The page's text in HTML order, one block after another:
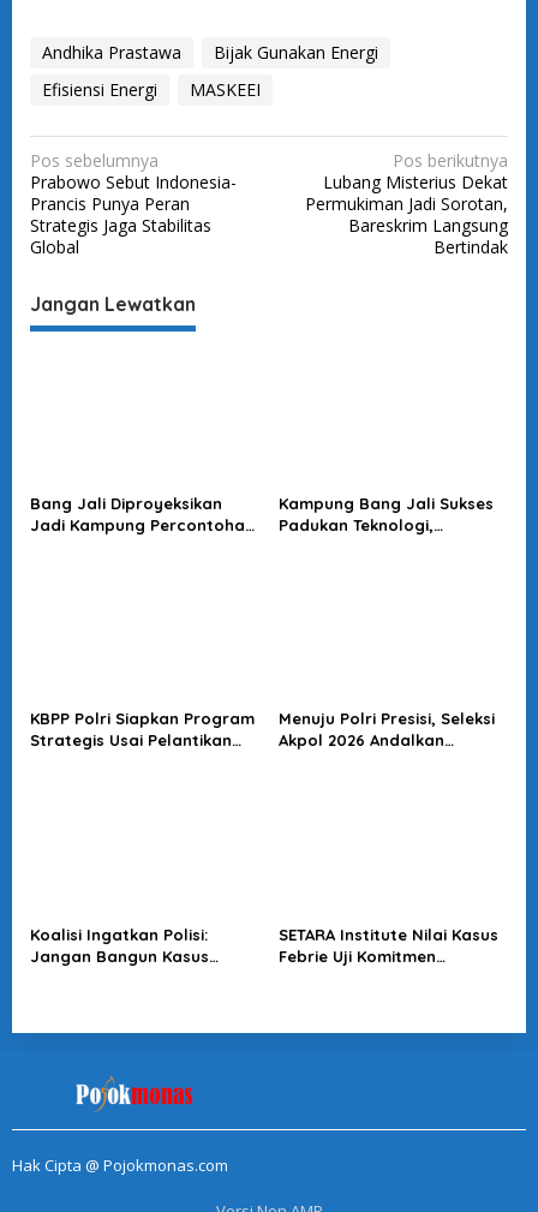
Andhika Prastawa
Bijak Gunakan Energi
Efisiensi Energi
MASKEEI
N
a
v
i
g
a
s
Pos sebelumnya
Prabowo Sebut Indonesia-
Prancis Punya Peran
Strategis Jaga Stabilitas
Global
Pos berikutnya
Lubang Misterius Dekat
Permukiman Jadi Sorotan,
Bareskrim Langsung
Bertindak
Jangan Lewatkan
Bang Jali Diproyeksikan
Jadi Kampung Percontohan,
Kampung Bang Jali Sukses
Padukan Teknologi,
KBPP Polri Siapkan Program
Strategis Usai Pelantikan
Menuju Polri Presisi, Seleksi
Akpol 2026 Andalkan
Koalisi Ingatkan Polisi:
Jangan Bangun Kasus
SETARA Institute Nilai Kasus
Febrie Uji Komitmen
Hak Cipta @ Pojokmonas.com